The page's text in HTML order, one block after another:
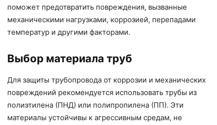
поможет предотвратить повреждения, вызванные
механическими нагрузками, коррозией, перепадами
температур и другими факторами.
Выбор материала труб
Для защиты трубопровода от коррозии и механических
повреждений рекомендуется использовать трубы из
полиэтилена (ПНД) или полипропилена (ПП). Эти
материалы устойчивы к агрессивным средам, не